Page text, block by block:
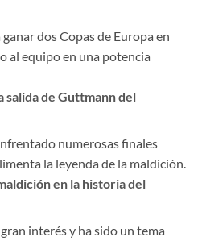
dos Copas de Europa en
al equipo en una potencia
salida de Guttmann del
numerosas finales
la leyenda de la maldición.
en la historia del
interés y ha sido un tema